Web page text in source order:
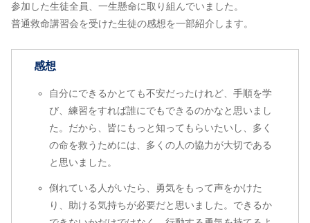
参加した生徒全員、一生懸命に取り組んでいました。
普通救命講習会を受けた生徒の感想を一部紹介します。
感想
自分にできるかとても不安だったけれど、手順を学
び、練習をすれば誰にでもできるのかなと思いまし
た。だから、皆にもっと知ってもらいたいし、多く
の命を救うためには、多くの人の協力が大切である
と思いました。
倒れている人がいたら、勇気をもって声をかけた
り、助ける気持ちが必要だと思いました。できるか